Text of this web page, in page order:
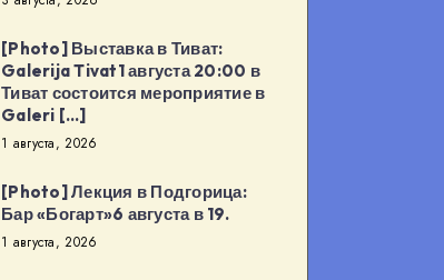
[Photo] Выставка в Тиват:
Galerija Tivat1 августа 20:00 в
Тиват состоится мероприятие в
Galeri […]
1 августа, 2026
[Photo] Лекция в Подгорица:
Бар «Богарт»6 августа в 19.
1 августа, 2026